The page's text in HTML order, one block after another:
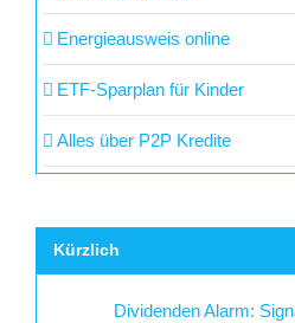
Energieausweis online
ETF-Sparplan für Kinder
Alles über P2P Kredite
Kürzlich
Dividenden Alarm: